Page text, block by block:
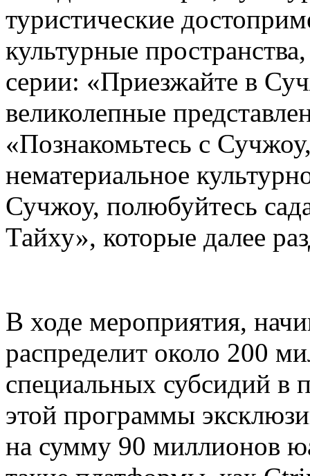
туристические
культурные
серии: «Приезжайте в
великолепные
«Познакомьтесь с
нематериальное
Сучжоу, полюбуйтесь
Тайху», которые далее
В ходе мероприятия,
распределит около 200
специальных субсидий в
этой программы
на сумму 90 миллионов